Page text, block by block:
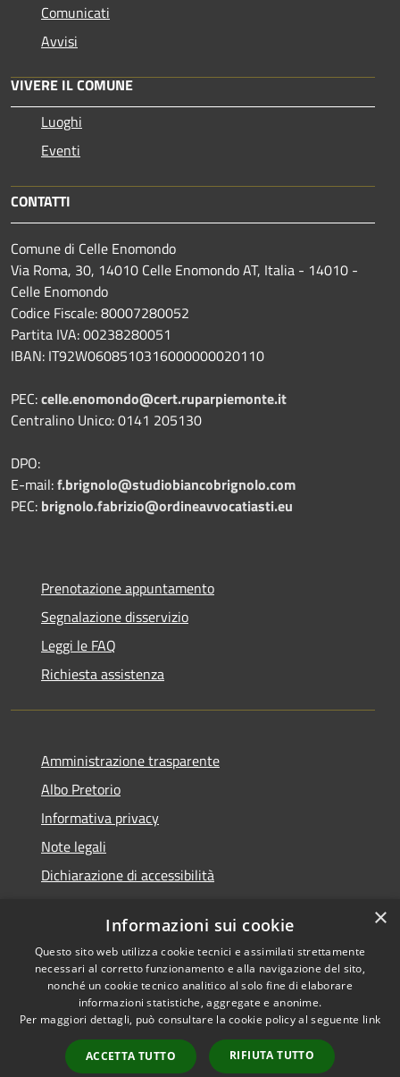
Comunicati
Avvisi
VIVERE IL COMUNE
Luoghi
Eventi
CONTATTI
Comune di Celle Enomondo
Via Roma, 30, 14010 Celle Enomondo AT, Italia - 14010 -
Celle Enomondo
Codice Fiscale: 80007280052
Partita IVA: 00238280051
IBAN: IT92W0608510316000000020110
PEC:celle.enomondo@cert.ruparpiemonte.it
Centralino Unico: 0141 205130
DPO:
E-mail:f.brignolo@studiobiancobrignolo.com
PEC: brignolo.fabrizio@ordineavvocatiasti.eu
Prenotazione appuntamento
Segnalazione disservizio
Leggi le FAQ
Richiesta assistenza
Amministrazione trasparente
Albo Pretorio
Informativa privacy
Note legali
Dichiarazione di accessibilità
RSS
Accessibilità
Cookie
Mappa del sito
Comune convenzionato
Astigov
Progetto|Convenzione|
Adesioni
×
Informazioni sui cookie
Questo sito web utilizza cookie tecnici e assimilati strettamente
necessari al corretto funzionamento e alla navigazione del sito,
nonché un cookie tecnico analitico al solo fine di elaborare
informazioni statistiche, aggregate e anonime.
Per maggiori dettagli, può consultare la cookie policy al seguente link
ACCETTA TUTTO RIFIUTA TUTTO